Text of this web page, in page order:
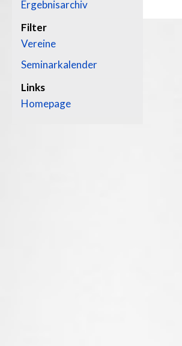
Ergebnisarchiv
Filter
Vereine
Seminarkalender
Links
Homepage